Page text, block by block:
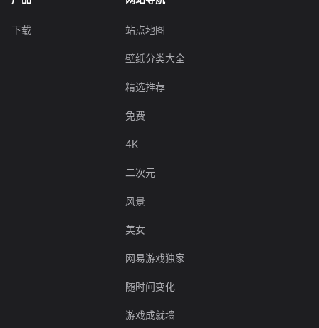
下载 站点地图
壁纸分类大全
精选推荐
免费
4K
二次元
风景
美女
网易游戏独家
随时间变化
游戏成就墙